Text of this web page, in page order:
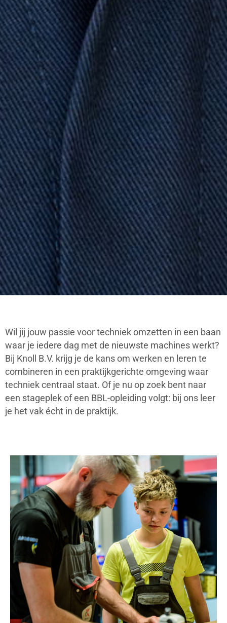
Wil jij jouw passie voor techniek omzetten in een baan
waar je iedere dag met de nieuwste machines werkt?
Bij Knoll B.V. krijg je de kans om werken en leren te
combineren in een praktijkgerichte omgeving waar
techniek centraal staat. Of je nu op zoek bent naar
een stageplek of een BBL-opleiding volgt: bij ons leer
je het vak écht in de praktijk.